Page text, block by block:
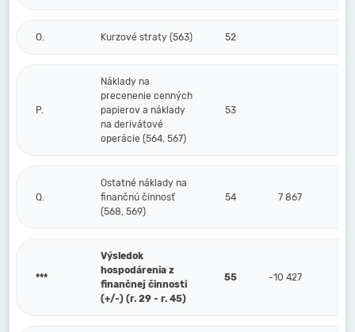
O. Kurzové straty (563) 52
P.
Náklady na
precenenie cenných
papierov a náklady
na derivátové
operácie (564, 567)
53
Q.
Ostatné náklady na
finančnú činnosť
(568, 569)
54 7 867
***
Výsledok
hospodárenia z
finančnej činnosti
(+/-) (r. 29 - r. 45)
55 -10 427